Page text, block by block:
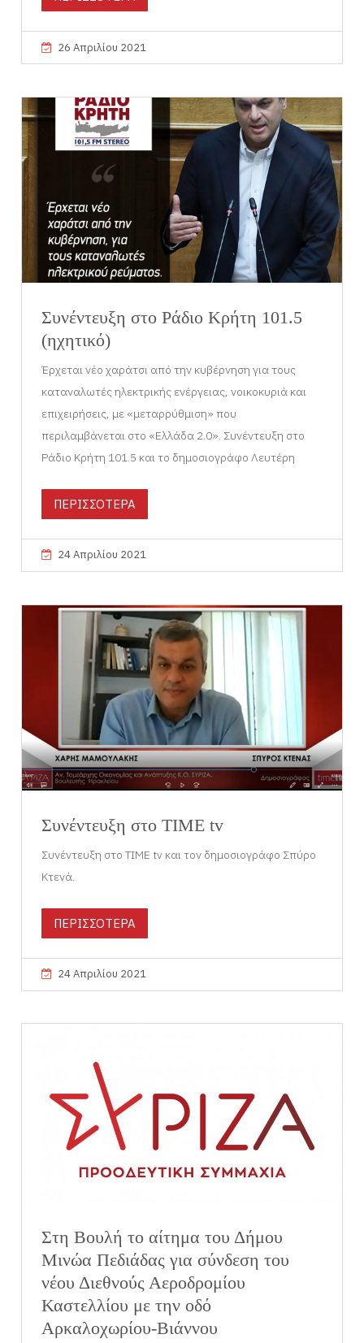
26 Απριλίου 2021
Συνέντευξη στο Ράδιο Κρήτη 101.5
(ηχητικό)
Έρχεται νέο χαράτσι από την κυβέρνηση για τους
καταναλωτές ηλεκτρικής ενέργειας, νοικοκυριά και
επιχειρήσεις, με «μεταρρύθμιση» που
περιλαμβάνεται στο «Ελλάδα 2.0». Συνέντευξη στο
Ράδιο Κρήτη 101.5 και το δημοσιογράφο Λευτέρη
ΠΕΡΙΣΣΟΤΕΡΑ
24 Απριλίου 2021
Συνέντευξη στο TIME tv
Συνέντευξη στο TIME tv και τον δημοσιογράφο Σπύρο
Κτενά.
ΠΕΡΙΣΣΟΤΕΡΑ
24 Απριλίου 2021
Στη Βουλή το αίτημα του Δήμου
Μινώα Πεδιάδας για σύνδεση του
νέου Διεθνούς Αεροδρομίου
Καστελλίου με την οδό
Αρκαλοχωρίου-Βιάννου